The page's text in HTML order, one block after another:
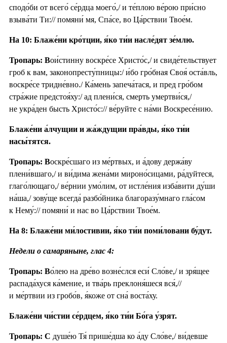
сподо́би от всего́ се́рдца моего́,/ и те́плою ве́рою при́сно
взыва́ти Ти:// помяни́ мя, Спа́се, во Ца́рствии Твое́м.
На 10: Блаже́ни кро́тции, я́ко ти́и насле́дят зе́млю.
Тропарь: Вои́стинну воскре́се Христо́с,/ и свиде́тельствует
гроб к вам, законопресту́пницы:/ и́бо гро́бная Своя́ оста́вль,
воскре́се тридне́вно./ Ка́мень запеча́тася, и пред гро́бом
стра́жие предстоя́ху:/ ад плени́ся, смерть умертви́ся,/
не укра́ден бысть Христо́с:// ве́руйте с на́ми Воскресе́нию.
Блаже́ни а́лчущии и жа́ждущии пра́вды, я́ко ти́и
насы́тятся.
Тропарь: Воскре́сшаго из ме́ртвых, и а́дову держа́ву
плени́вшаго,/ и ви́дима жена́ми мироно́сицами, ра́дуйтеся,
глаго́лющаго,/ ве́рнии умо́лим, от истле́ния изба́вити ду́ши
на́ша,/ зову́ще всегда́ разбо́йника благоразу́мнаго гла́сом
к Нему́:// помяни́ и нас во Ца́рствии Твое́м.
На 8: Блаже́ни ми́лостивии, я́ко ти́и поми́ловани бу́дут.
Недели о самаряныне, глас 4:
Тропарь: Во́лею на дре́во возне́слся еси́ Сло́ве,/ и зря́щее
распада́хуся ка́мение, и тва́рь преклоня́шеся вся́,//
и ме́ртвии из гробо́в, я́коже от сна́ воста́ху.
Блаже́ни чи́стии се́рдцем, я́ко ти́и Бо́га у́зрят.
Тропарь: С душе́ю Тя́ прише́дша ко а́ду Сло́ве,/ ви́девше